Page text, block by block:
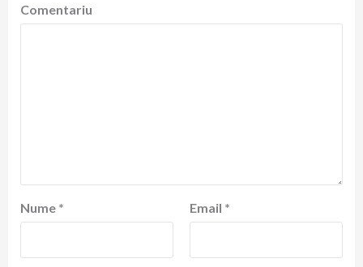
Comentariu
Nume * Email *